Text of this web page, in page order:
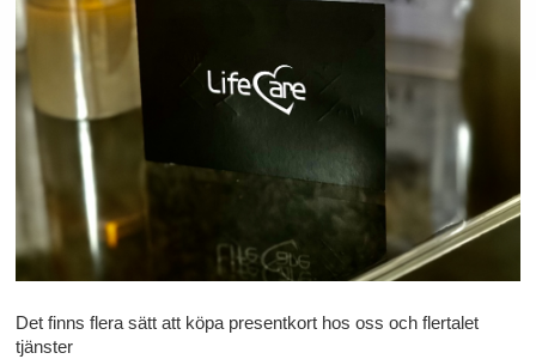
Det finns flera sätt att köpa presentkort hos oss och flertalet
tjänster